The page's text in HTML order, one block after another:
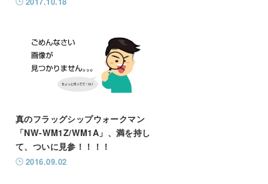
真のフラッグシップウォークマン
「NW-WM1Z/WM1A」、満を持し
て、ついに見参！！！！
2016.09.02